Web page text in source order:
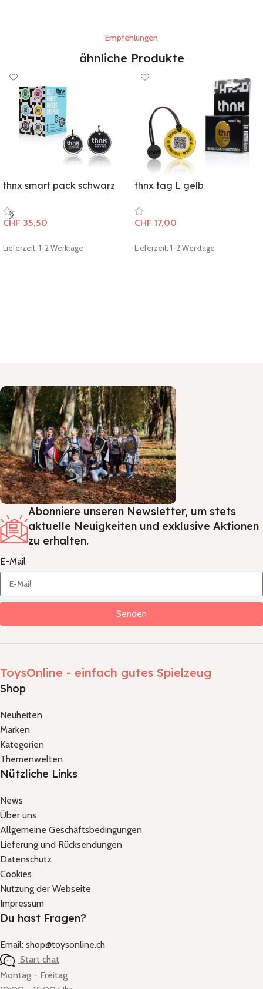
Empfehlungen
ähnliche Produkte
thnx smart pack schwarz
CHF 35,50
Lieferzeit: 1-2 Werktage
thnx tag L gelb
CHF 17,00
Lieferzeit: 1-2 Werktage
Abonniere unseren Newsletter, um stets
aktuelle Neuigkeiten und exklusive Aktionen
zu erhalten.
E-Mail
Senden
ToysOnline - einfach gutes Spielzeug
Shop
Neuheiten
Marken
Kategorien
Themenwelten
Nützliche Links
News
Über uns
Allgemeine Geschäftsbedingungen
Lieferung und Rücksendungen
Datenschutz
Cookies
Nutzung der Webseite
Impressum
Du hast Fragen?
Email: shop@toysonline.ch
Start chat
Montag - Freitag